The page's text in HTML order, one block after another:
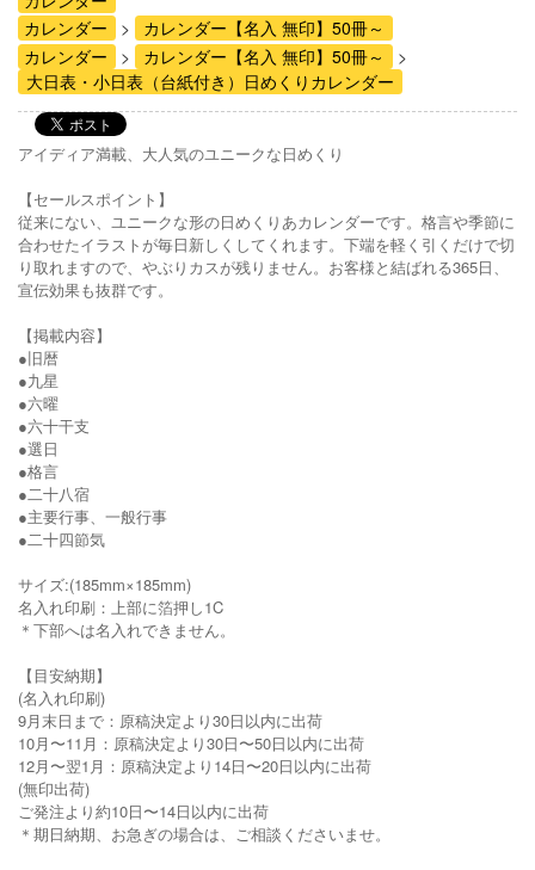
カレンダー
カレンダー【名入 無印】50冊～
カレンダー
カレンダー【名入 無印】50冊～
大日表・小日表（台紙付き）日めくりカレンダー
アイディア満載、大人気のユニークな日めくり
【セールスポイント】
従来にない、ユニークな形の日めくりあカレンダーです。格言や季節に
合わせたイラストが毎日新しくしてくれます。下端を軽く引くだけで切
り取れますので、やぶりカスが残りません。お客様と結ばれる365日、
宣伝効果も抜群です。
【掲載内容】
●旧暦
●九星
●六曜
●六十干支
●選日
●格言
●二十八宿
●主要行事、一般行事
●二十四節気
サイズ:(185mm×185mm)
名入れ印刷：上部に箔押し1C
＊下部へは名入れできません。
【目安納期】
(名入れ印刷)
9月末日まで：原稿決定より30日以内に出荷
10月〜11月：原稿決定より30日〜50日以内に出荷
12月〜翌1月：原稿決定より14日〜20日以内に出荷
(無印出荷)
ご発注より約10日〜14日以内に出荷
＊期日納期、お急ぎの場合は、ご相談くださいませ。